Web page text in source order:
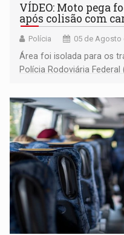
VÍDEO: Moto pega
após colisão com
Polícia 05 de Agosto
Área foi isolada para os
Polícia Rodoviária Federal